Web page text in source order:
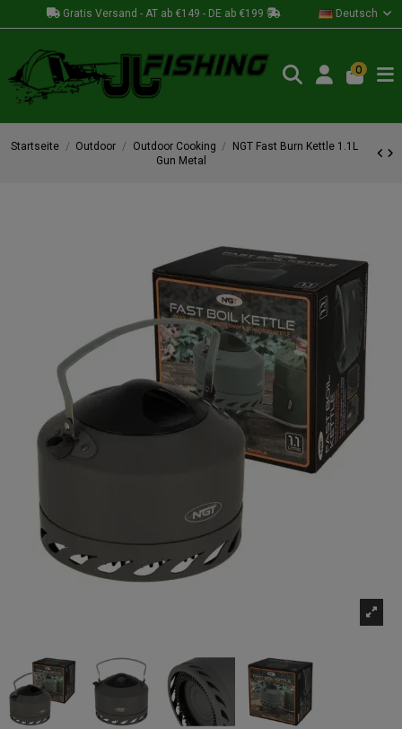
Gratis Versand - AT ab €149 - DE ab €199 Deutsch
0
Startseite Outdoor Outdoor Cooking
NGT Fast Burn Kettle 1.1L
Gun Metal